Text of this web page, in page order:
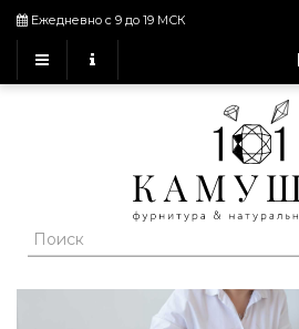
Ежедневно с 9 до 19 МСК